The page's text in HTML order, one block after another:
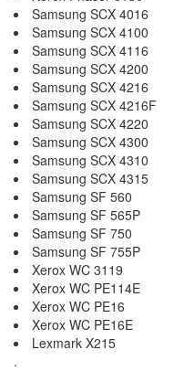
Samsung SCX 4016
Samsung SCX 4100
Samsung SCX 4116
Samsung SCX 4200
Samsung SCX 4216
Samsung SCX 4216F
Samsung SCX 4220
Samsung SCX 4300
Samsung SCX 4310
Samsung SCX 4315
Samsung SF 560
Samsung SF 565P
Samsung SF 750
Samsung SF 755P
Xerox WC 3119
Xerox WC PE114E
Xerox WC PE16
Xerox WC PE16E
Lexmark X215
.